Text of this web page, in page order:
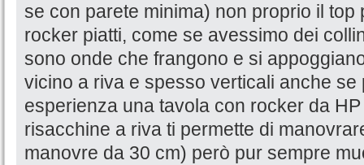
se con parete minima) non proprio il top
rocker piatti, come se avessimo dei
sono onde che frangono e si
vicino a riva e spesso verticali anche
esperienza una tavola con rocker da
risacchine a riva ti permette di
manovre da 30 cm) però pur sempre